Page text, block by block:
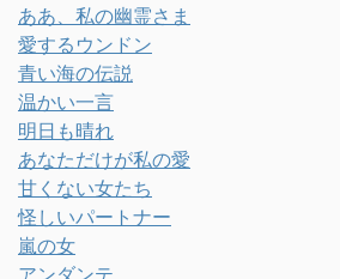
ああ、私の幽霊さま
愛するウンドン
青い海の伝説
温かい一言
明日も晴れ
あなただけが私の愛
甘くない女たち
怪しいパートナー
嵐の女